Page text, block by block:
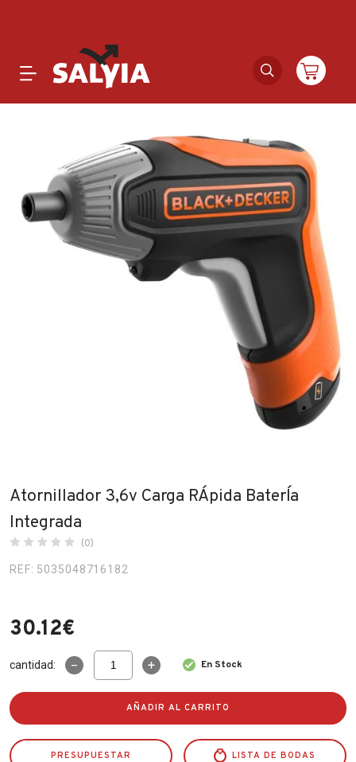
Novedades
Outlet
Ofertas
FAQ’s
Contacto
Atornillador 3,6v Carga RÁpida BaterÍa
Integrada
(0)
REF: 5035048716182
30.12€
cantidad:
Atornillador
3,6v
Integrada
cantidad
En Stock
AÑADIR AL CARRITO
PRESUPUESTAR LISTA DE BODAS